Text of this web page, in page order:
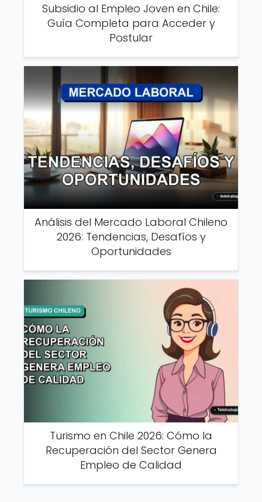
Subsidio al Empleo Joven en Chile:
Guía Completa para Acceder y
Postular
Análisis del Mercado Laboral Chileno
2026: Tendencias, Desafíos y
Oportunidades
Turismo en Chile 2026: Cómo la
Recuperación del Sector Genera
Empleo de Calidad